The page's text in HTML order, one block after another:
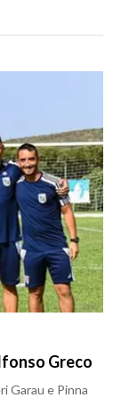
Greco
Garau e Pinna